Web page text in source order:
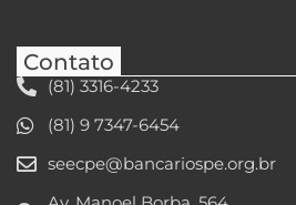
Contato
(81) 3316-4233
(81) 9 7347-6454
seecpe@bancariospe.org.br